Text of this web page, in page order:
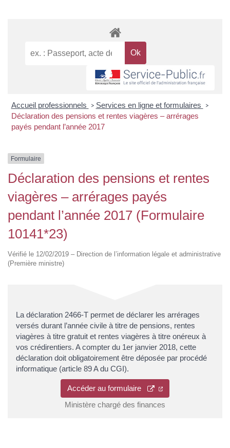
Accueil professionnels > Services en ligne et formulaires >
Déclaration des pensions et rentes viagères – arrérages
payés pendant l’année 2017
Formulaire
Déclaration des pensions et rentes
viagères – arrérages payés
pendant l’année 2017 (Formulaire
10141*23)
Vérifié le 12/02/2019 – Direction de l’information légale et administrative
(Première ministre)
La déclaration 2466-T permet de déclarer les arrérages
versés durant l’année civile à titre de pensions, rentes
viagères à titre gratuit et rentes viagères à titre onéreux à
vos crédirentiers. A compter du 1er janvier 2018, cette
déclaration doit obligatoirement être déposée par procédé
informatique (article 89 A du CGI).
Accéder au formulaire
Ministère chargé des finances